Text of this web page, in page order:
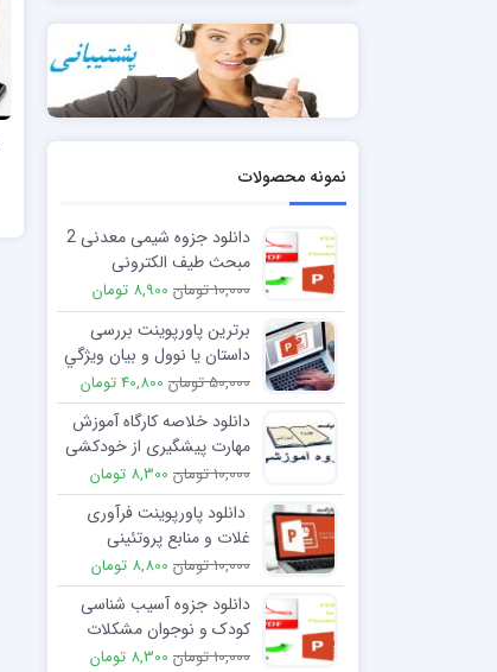
نمونه محصولات
دانلود جزوه شیمی معدنی 2
مبحث طیف الکترونی
ترکیبات کوئور دینایسون
10,000 تومان 8,900 تومان
برترین پاورپوینت بررسی
داستان يا نوول و بیان ويژگي
هاي كلي و بارز داستان
50,000 تومان 40,800 تومان
دانلود خلاصه کارگاه آموزش
مهارت پیشگیری از خودکشی
10,000 تومان 8,300 تومان
دانلود پاورپوینت فرآوری
غلات و منابع پروتئینی
10,000 تومان 8,800 تومان
دانلود جزوه آسیب شناسی
کودک و نوجوان مشکلات
سلوک
10,000 تومان 8,300 تومان